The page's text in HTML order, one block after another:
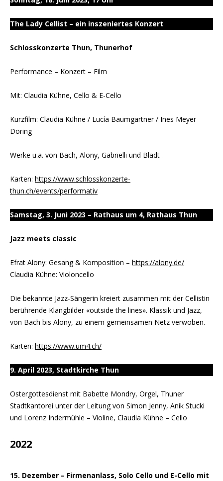
The Lady Cellist – ein inszeniertes Konzert
Schlosskonzerte Thun, Thunerhof
Performance – Konzert – Film
Mit: Claudia Kühne, Cello & E-Cello
Kurzfilm: Claudia Kühne / Lucía Baumgartner / Ines Meyer
Döring
Werke u.a. von Bach, Alony, Gabrielli und Bladt
Karten: https://www.schlosskonzerte-
thun.ch/events/performativ
Samstag, 3. Juni 2023 – Rathaus um 4, Rathaus Thun
Jazz meets classic
Efrat Alony: Gesang & Komposition – https://alony.de/
Claudia Kühne: Violoncello
Die bekannte Jazz-Sängerin kreiert zusammen mit der Cellistin
berührende Klangbilder «outside the lines». Klassik und Jazz,
von Bach bis Alony, zu einem gemeinsamen Netz verwoben.
Karten: https://www.um4.ch/
9. April 2023, Stadtkirche Thun
Ostergottesdienst mit Babette Mondry, Orgel, Thuner
Stadtkantorei unter der Leitung von Simon Jenny, Anik Stucki
und Lorenz Indermühle – Violine, Claudia Kühne – Cello
2022
15. Dezember – Firmenanlass, Solo Cello und E-Cello mit